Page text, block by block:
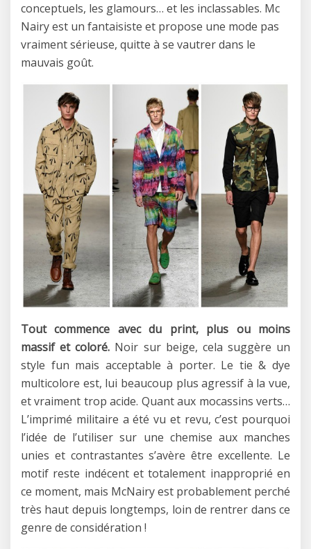
conceptuels, les glamours… et les inclassables. Mc
Nairy est un fantaisiste et propose une mode pas
vraiment sérieuse, quitte à se vautrer dans le
mauvais goût.
Tout commence avec du print, plus ou moins
massif et coloré. Noir sur beige, cela suggère un
style fun mais acceptable à porter. Le tie & dye
multicolore est, lui beaucoup plus agressif à la vue,
et vraiment trop acide. Quant aux mocassins verts…
L’imprimé militaire a été vu et revu, c’est pourquoi
l’idée de l’utiliser sur une chemise aux manches
unies et contrastantes s’avère être excellente. Le
motif reste indécent et totalement inapproprié en
ce moment, mais McNairy est probablement perché
très haut depuis longtemps, loin de rentrer dans ce
genre de considération !